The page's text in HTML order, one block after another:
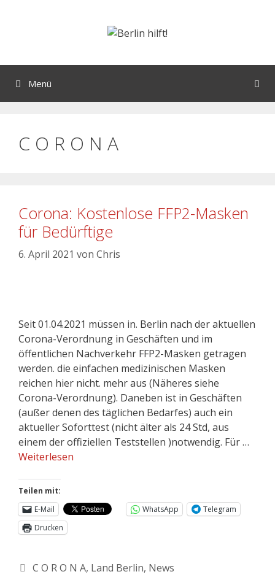
Menü
C O R O N A
Corona: Kostenlose FFP2-Masken
für Bedürftige
6. April 2021 von Chris
Seit 01.04.2021 müssen in. Berlin nach der aktuellen
Corona-Verordnung in Geschäften und im
öffentlichen Nachverkehr FFP2-Masken getragen
werden. die einfachen medizinischen Masken
reichen hier nicht. mehr aus (Näheres siehe
Corona-Verordnung). Daneben ist in Geschäften
(außer denen des täglichen Bedarfes) auch ein
aktueller Soforttest (nicht älter als 24 Std, aus
einem der offiziellen Teststellen )notwendig. Für …
Weiterlesen
Teilen mit:
E-Mail
WhatsApp
Telegram
Drucken
C O R O N A, Land Berlin, News